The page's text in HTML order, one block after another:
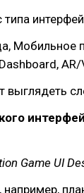
AR/
выглядеть
Game UI
например,